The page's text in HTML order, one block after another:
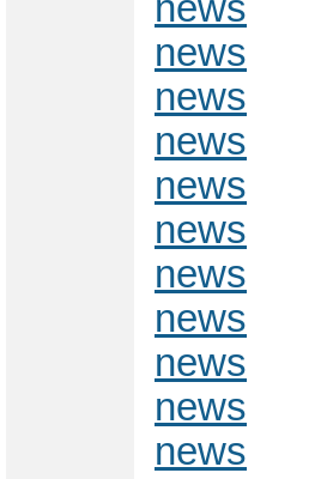
news
news
news
news
news
news
news
news
news
news